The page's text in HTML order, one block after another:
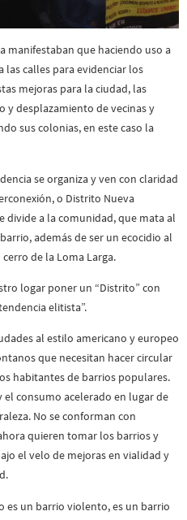
manifestaban que haciendo uso a
las calles para evidenciar los
mejoras para la ciudad, las
y desplazamiento de vecinas y
sus colonias, en este caso la
se organiza y ven con claridad
o Distrito Nueva
divide a la comunidad, que mata al
además de ser un ecocidio al
de la Loma Larga.
logar poner un “Distrito” con
elitista”.
al estilo americano y europeo
que necesitan hacer circular
habitantes de barrios populares.
consumo acelerado en lugar de
No se conforman con
quieren tomar los barrios y
el velo de mejoras en vialidad y
es un barrio violento, es un barrio